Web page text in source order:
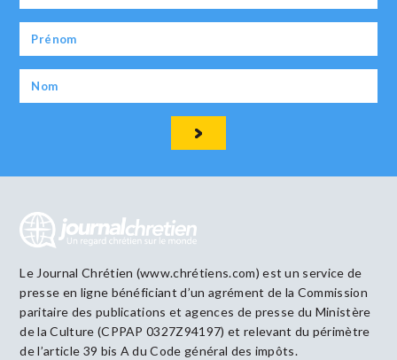
Le Journal Chrétien (www.chrétiens.com) est un service de
presse en ligne bénéficiant d’un agrément de la Commission
paritaire des publications et agences de presse du Ministère
de la Culture (CPPAP 0327Z94197) et relevant du périmètre
de l’article 39 bis A du Code général des impôts.